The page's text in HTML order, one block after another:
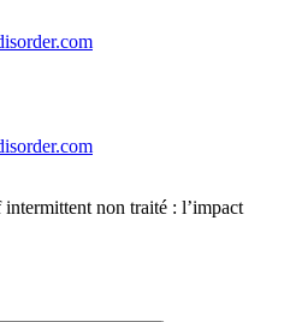
non traité : l’impact